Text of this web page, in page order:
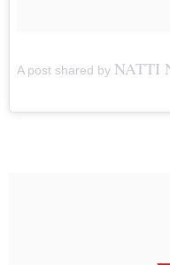
A post shared by NATTI